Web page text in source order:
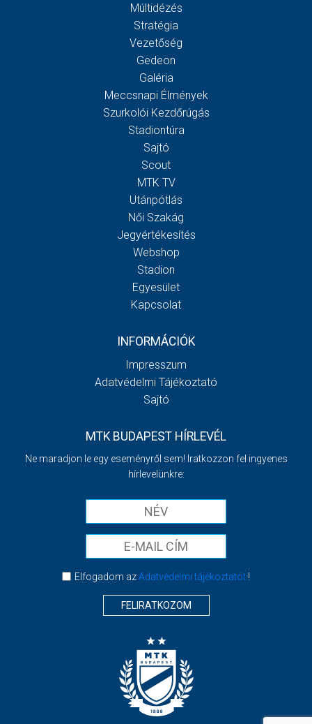
Múltidézés
Stratégia
Vezetőség
Gedeon
Galéria
Meccsnapi Élmények
Szurkolói Kezdőrúgás
Stadiontúra
Sajtó
Scout
MTK TV
Utánpótlás
Női Szakág
Jegyértékesítés
Webshop
Stadion
Egyesület
Kapcsolat
INFORMÁCIÓK
Impresszum
Adatvédelmi Tájékoztató
Sajtó
MTK BUDAPEST HÍRLEVÉL
Ne maradjon le egy eseményről sem! Iratkozzon fel ingyenes
hírlevelünkre:
Elfogadom azAdatvédelmi tájékoztatót!
FELIRATKOZOM